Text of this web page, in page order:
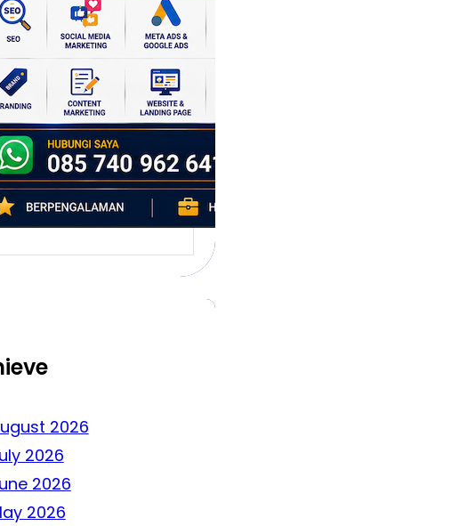
Setiap daerah memiliki
potensi ekonomi yang
berbeda, dan Klaten
adalah…
2026
2026
2026
2026